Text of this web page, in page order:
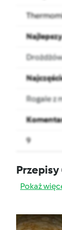
Rogale z
9
Przepisy
Pokaż